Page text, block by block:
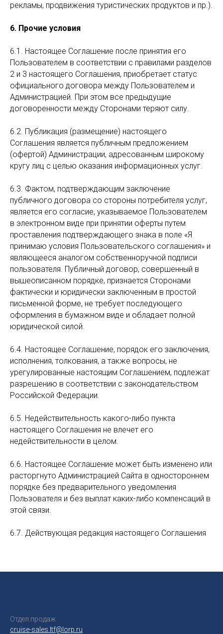
рекламы, продвижения туристических продуктов и пр.).
6. Прочие условия
6.1. Настоящее Соглашение после принятия его
Пользователем в соответствии с правилами разделов
2 и 3 настоящего Соглашения, приобретает статус
официального договора между Пользователем и
Администрацией. При этом все предыдущие
договоренности между Сторонами теряют силу.
6.2. Публикация (размещение) настоящего
Соглашения является публичным предложением
(офертой) Администрации, адресованным широкому
кругу лиц с целью оказания информационных услуг.
6.3. Фактом, подтверждающим заключение
публичного договора со стороны потребителя услуг,
является его согласие, указываемое Пользователем
в электронном виде при принятии оферты путем
проставления подтверждающего знака в поле «Я
принимаю условия Пользовательского соглашения» и
являющееся аналогом собственноручной подписи
пользователя. Публичный договор, совершенный в
вышеописанном порядке, признается Сторонами
фактически и юридически заключенным в простой
письменной форме, не требует последующего
оформления в бумажном виде и обладает полной
юридической силой.
6.4. Настоящее Соглашение, порядок его заключения,
исполнения, толкования, а также вопросы, не
урегулированные настоящим Соглашением, подлежат
разрешению в соответствии с законодательством
Российской Федерации.
6.5. Недействительность какого-либо пункта
настоящего Соглашения не влечет его
недействительности в целом.
6.6. Настоящее Соглашение может быть изменено или
расторгнуто Администрацией Сайта в одностороннем
порядке без предварительного уведомления
Пользователя и без выплат каких-либо компенсаций в
этой связи.
6.7. Действующая редакция настоящего Соглашения
Отдел продаж
cruise-sales.ltf@lorp.ru